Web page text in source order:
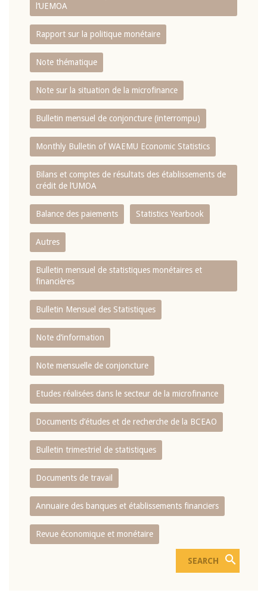
l‘UEMOA
Rapport sur la politique monétaire
Note thématique
Note sur la situation de la microfinance
Bulletin mensuel de conjoncture (interrompu)
Monthly Bulletin of WAEMU Economic Statistics
Bilans et comptes de résultats des établissements de
crédit de l‘UMOA
Balance des paiements Statistics Yearbook
Autres
Bulletin mensuel de statistiques monétaires et
financières
Bulletin Mensuel des Statistiques
Note d’information
Note mensuelle de conjoncture
Etudes réalisées dans le secteur de la microfinance
Documents d’études et de recherche de la BCEAO
Bulletin trimestriel de statistiques
Documents de travail
Annuaire des banques et établissements financiers
Revue économique et monétaire